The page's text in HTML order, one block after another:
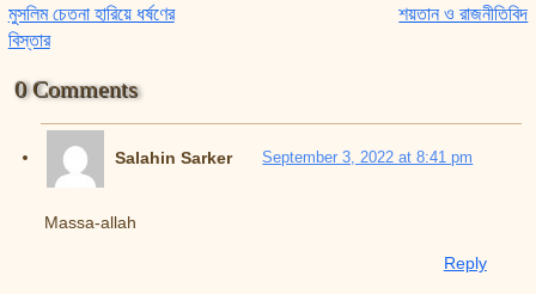
Post navigation
মুসলিম চেতনা হারিয়ে ধর্ষণের
বিস্তার
শয়তান ও রাজনীতিবিদ
0 Comments
Salahin Sarker September 3, 2022 at 8:41 pm
Massa-allah
Reply